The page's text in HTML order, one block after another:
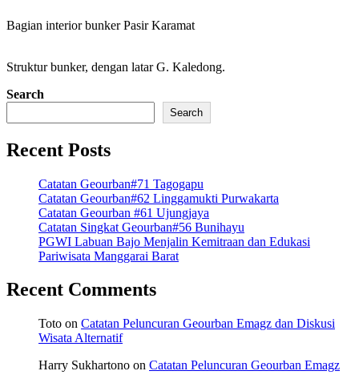
Bagian interior bunker Pasir Karamat
Struktur bunker, dengan latar G. Kaledong.
Search
Search
Recent Posts
Catatan Geourban#71 Tagogapu
Catatan Geourban#62 Linggamukti Purwakarta
Catatan Geourban #61 Ujungjaya
Catatan Singkat Geourban#56 Bunihayu
PGWI Labuan Bajo Menjalin Kemitraan dan Edukasi
Pariwisata Manggarai Barat
Recent Comments
Toto on Catatan Peluncuran Geourban Emagz dan Diskusi
Wisata Alternatif
Harry Sukhartono on Catatan Peluncuran Geourban Emagz